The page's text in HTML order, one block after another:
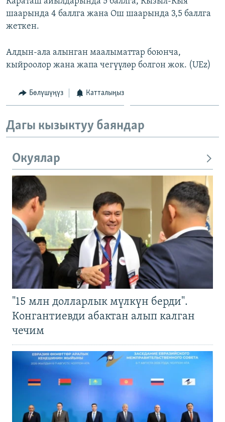
шаарында 4 баллга жана Ош шаарында 3,5 баллга
жеткен.
Алдын-ала алынган маалыматтар боюнча,
кыйроолор жана жапа чегүүлөр болгон жок. (UEz)
Бөлүшүңүз Катталыңыз
Дагы кызыктуу баяндар
Окуялар
"15 млн долларлык мүлкүн берди".
Конгантиевди абактан алып калган
чечим